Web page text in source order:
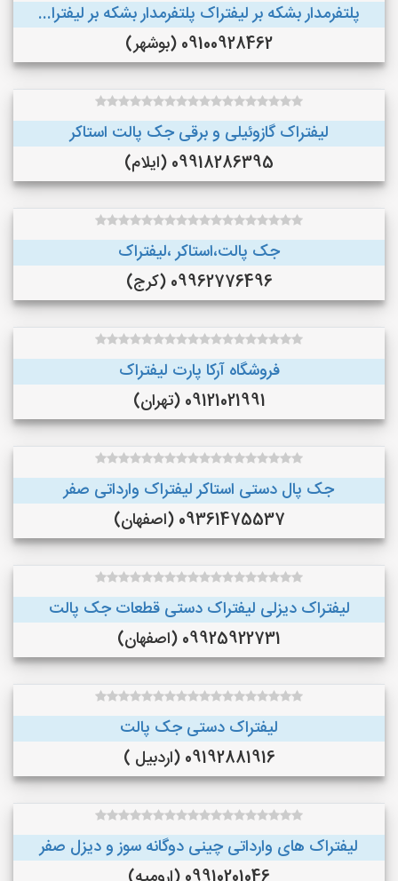
پلتفرمدار بشکه بر لیفتراک پلتفرمدار بشکه بر لیفترا...
09100928462 (بوشهر)
لیفتراک گازوئیلی و برقی جک پالت استاکر
09918286395 (ایلام)
جک پالت،استاکر ،لیفتراک
09962776496 (کرج)
فروشگاه آرکا پارت لیفتراک
09121021991 (تهران)
جک پال دستی استاکر لیفتراک وارداتی صفر
09361475537 (اصفهان)
لیفتراک دیزلی لیفتراک دستی قطعات جک پالت
09925922731 (اصفهان)
لیفتراک دستی جک پالت
09192881916 (اردبیل )
لیفتراک های وارداتی چینی دوگانه سوز و دیزل صفر